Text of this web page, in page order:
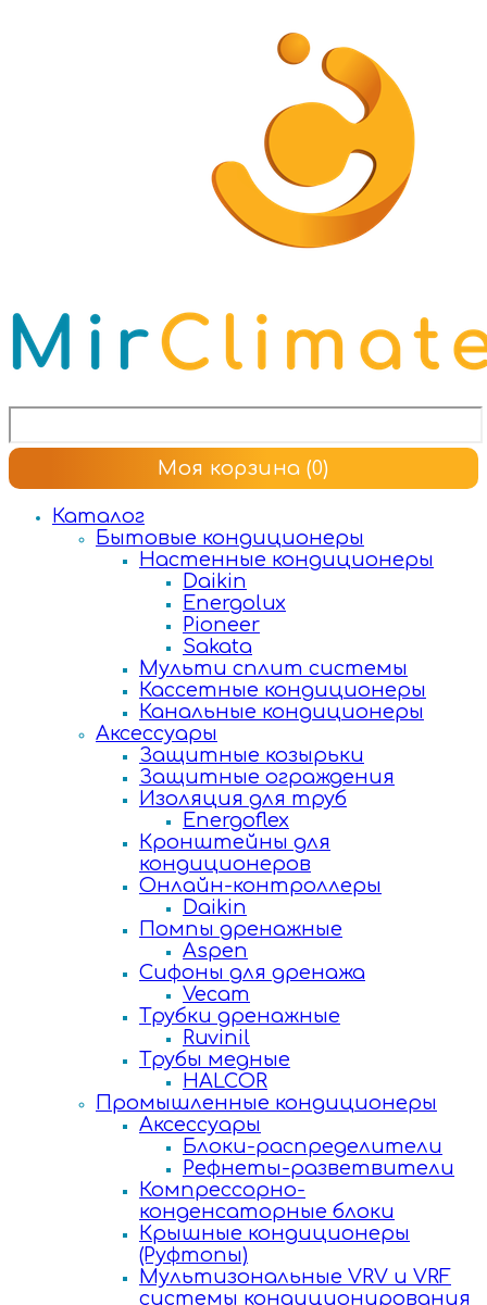
Моя корзина (0)
Каталог
Бытовые кондиционеры
Настенные кондиционеры
Daikin
Energolux
Pioneer
Sakata
Мульти сплит системы
Кассетные кондиционеры
Канальные кондиционеры
Аксессуары
Защитные козырьки
Защитные ограждения
Изоляция для труб
Energoflex
Кронштейны для
кондиционеров
Онлайн-контроллеры
Daikin
Помпы дренажные
Aspen
Сифоны для дренажа
Vecam
Трубки дренажные
Ruvinil
Трубы медные
HALCOR
Промышленные кондиционеры
Аксессуары
Блоки-распределители
Рефнеты-разветвители
Компрессорно-
конденсаторные блоки
Крышные кондиционеры
(Руфтопы)
Мультизональные VRV и VRF
системы кондиционирования